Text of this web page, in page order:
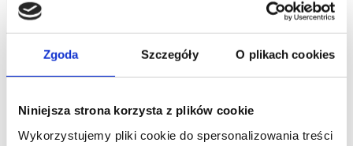
Zgoda Szczegóły O plikach cookies
Niniejsza strona korzysta z plików cookie
Wykorzystujemy pliki cookie do spersonalizowania treści
Profil facebook Czerwona
Profil instagram Czerwona
Szpilka
Profil tiktok Czerwona Szpilka